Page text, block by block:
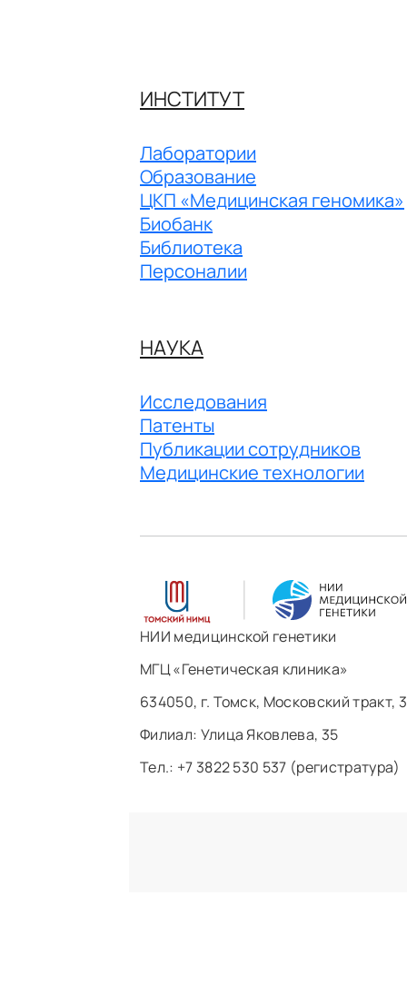
ИНСТИТУТ
Лаборатории
Образование
ЦКП «Медицинская геномика»
Биобанк
Библиотека
Персоналии
НАУКА
Исследования
Патенты
Публикации сотрудников
Медицинские технологии
НИИ медицинской генетики
МГЦ «Генетическая клиника»
634050, г. Томск, Московский тракт, 3
Филиал: ​Улица Яковлева, 35
Тел.: +7 3822 530 537 (регистратура)